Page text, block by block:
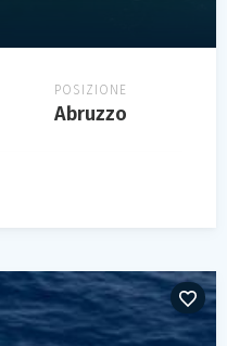
POSIZIONE
Abruzzo